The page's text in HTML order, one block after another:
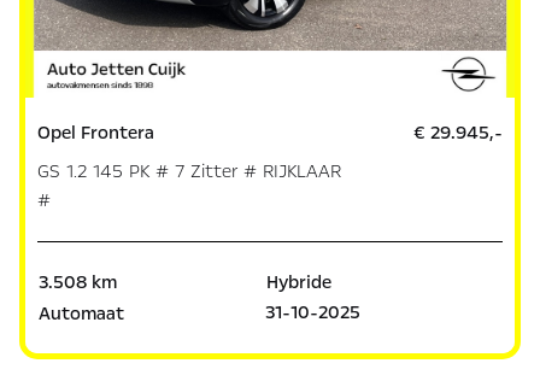
Opel Frontera
GS 1.2 145 PK # 7 Zitter # RIJKLAAR
#
€ 29.945,-
3.508 km
Hybride
Automaat
31-10-2025